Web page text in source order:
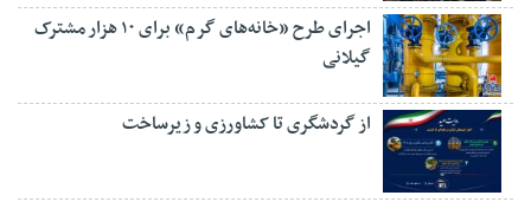
اجرای طرح «خانه‌های گرم» برای ۱۰ هزار مشترک
گیلانی
از گردشگری تا کشاورزی و زیرساخت